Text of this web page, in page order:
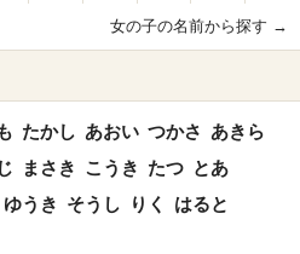
女の子の名前から探す →
たかし あおい つかさ あきら
まさき こうき たつ とあ
ゆうき そうし りく
はると